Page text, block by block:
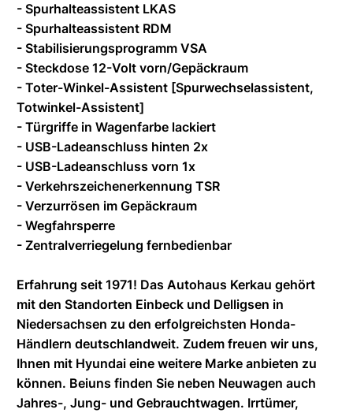
- Spurhalteassistent LKAS
- Spurhalteassistent RDM
- Stabilisierungsprogramm VSA
- Steckdose 12-Volt vorn/Gepäckraum
- Toter-Winkel-Assistent [Spurwechselassistent,
Totwinkel-Assistent]
- Türgriffe in Wagenfarbe lackiert
- USB-Ladeanschluss hinten 2x
- USB-Ladeanschluss vorn 1x
- Verkehrszeichenerkennung TSR
- Verzurrösen im Gepäckraum
- Wegfahrsperre
- Zentralverriegelung fernbedienbar
Erfahrung seit 1971! Das Autohaus Kerkau gehört
mit den Standorten Einbeck und Delligsen in
Niedersachsen zu den erfolgreichsten Honda-
Händlern deutschlandweit. Zudem freuen wir uns,
Ihnen mit Hyundai eine weitere Marke anbieten zu
können. Beiuns finden Sie neben Neuwagen auch
Jahres-, Jung- und Gebrauchtwagen. Irrtümer,